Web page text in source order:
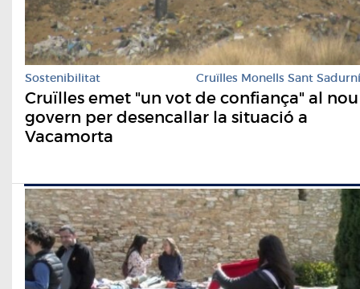
Sostenibilitat Cruïlles Monells Sant Sadurní
Cruïlles emet "un vot de confiança" al nou
govern per desencallar la situació a
Vacamorta